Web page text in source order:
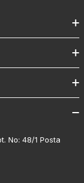
No: 48/1 Posta